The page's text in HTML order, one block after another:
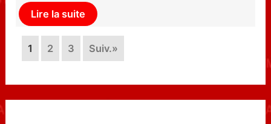
Lire la suite
1 2 3 Suiv.»